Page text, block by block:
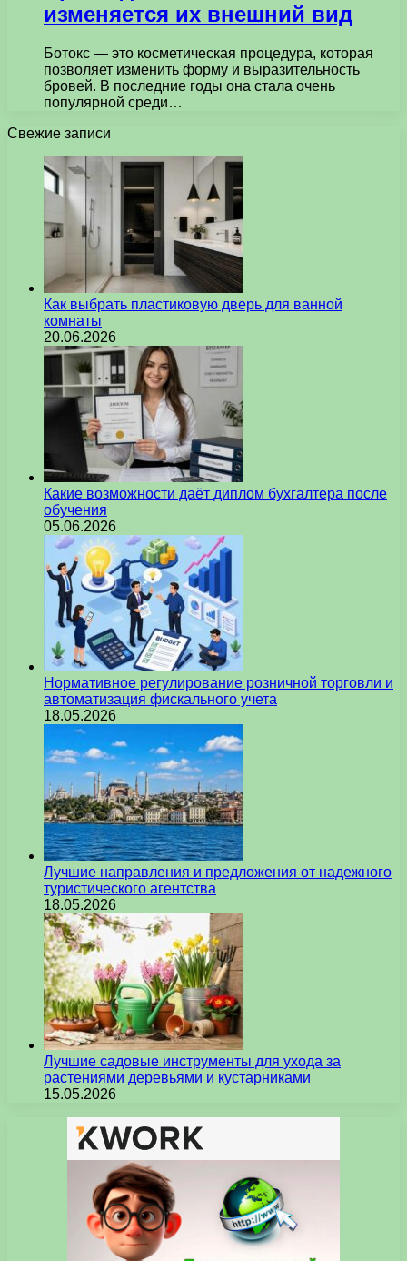
изменяется их внешний вид
Ботокс — это косметическая процедура, которая
позволяет изменить форму и выразительность
бровей. В последние годы она стала очень
популярной среди…
Свежие записи
Как выбрать пластиковую дверь для ванной
комнаты
20.06.2026
Какие возможности даёт диплом бухгалтера после
обучения
05.06.2026
Нормативное регулирование розничной торговли и
автоматизация фискального учета
18.05.2026
Лучшие направления и предложения от надежного
туристического агентства
18.05.2026
Лучшие садовые инструменты для ухода за
растениями деревьями и кустарниками
15.05.2026